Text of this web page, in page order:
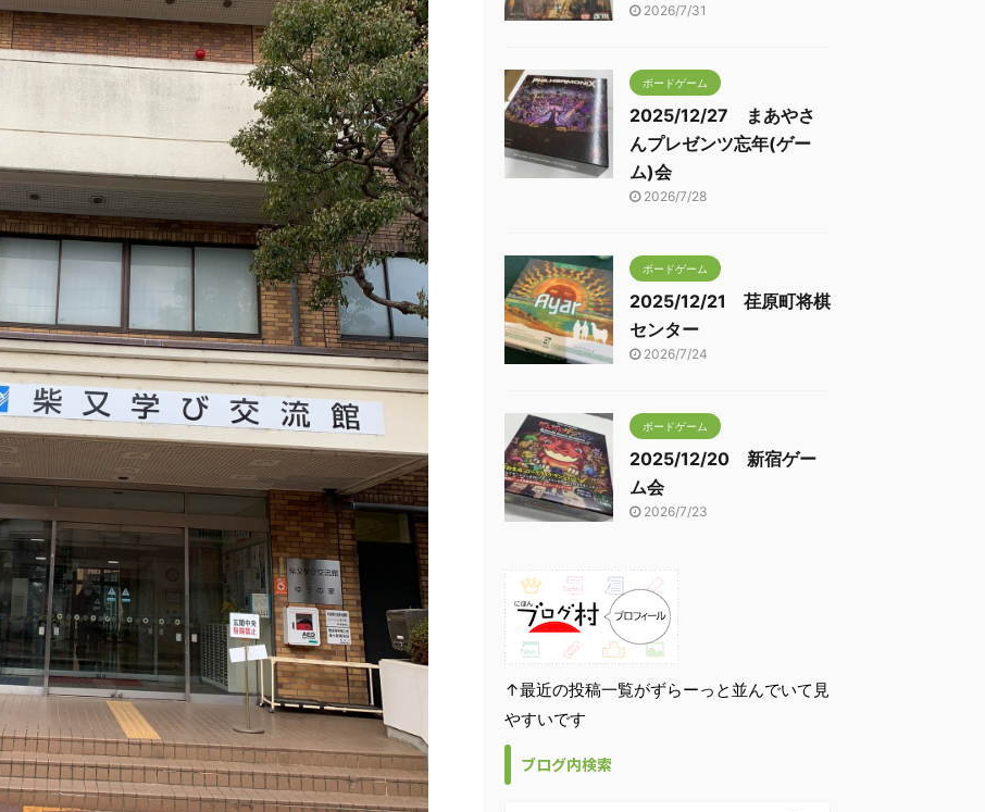
2026/7/31
ボードゲーム
2025/12/27 まあやさ
んプレゼンツ忘年(ゲー
ム)会
2026/7/28
ボードゲーム
2025/12/21 荏原町将棋
センター
2026/7/24
ボードゲーム
2025/12/20 新宿ゲー
ム会
2026/7/23
↑最近の投稿一覧がずらーっと並んでいて見
やすいです
ブログ内検索